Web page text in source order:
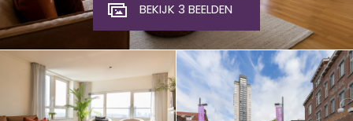
BEKIJK 3 BEELDEN